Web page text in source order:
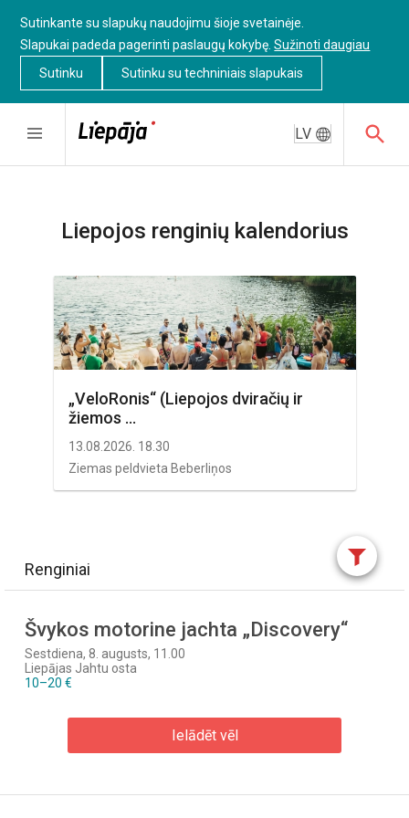
Sutinkante su slapukų naudojimu šioje svetainėje.
Slapukai padeda pagerinti paslaugų kokybę.Sužinoti daugiau
Sutinku
Sutinku su techniniais slapukais
LV
Liepojos renginių kalendorius
„VeloRonis“ (Liepojos dviračių ir
žiemos ...
13.08.2026. 18.30
Ziemas peldvieta Beberliņos
Renginiai
Švykos motorine jachta „Discovery“
Sestdiena, 8. augusts, 11.00
Liepājas Jahtu osta
10–20 €
Ielādēt vēl